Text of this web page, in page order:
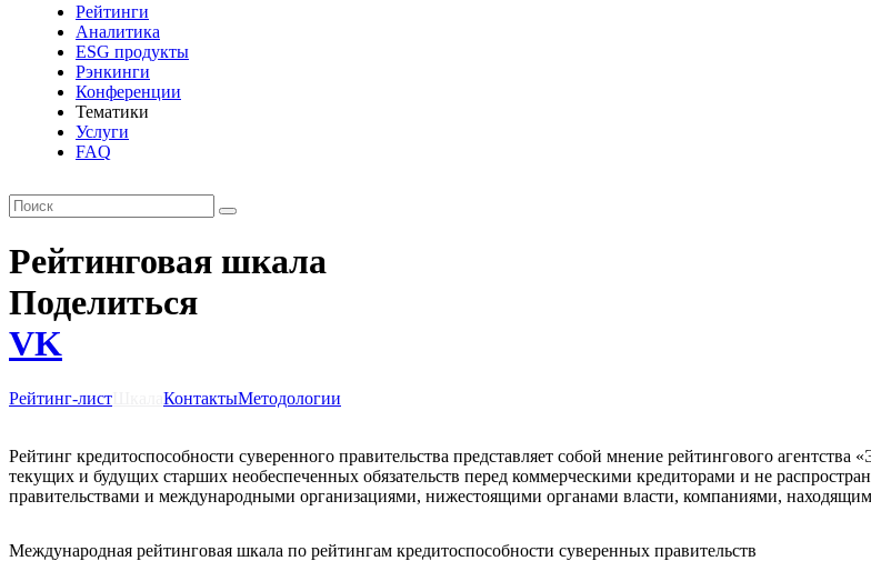
Рейтинги
Аналитика
ESG продукты
Рэнкинги
Конференции
Тематики
Услуги
FAQ
Рейтинговая шкала
Поделиться
VK
Рейтинг-лист КонтактыМетодологии
Рейтинг кредитоспособности суверенного правительства представляет собой мнение рейтингового
текущих и будущих старших необеспеченных обязательств перед коммерческими кредиторами и не
правительствами и международными организациями, нижестоящими органами власти, компаниями,
Международная рейтинговая шкала по рейтингам кредитоспособности суверенных правительств